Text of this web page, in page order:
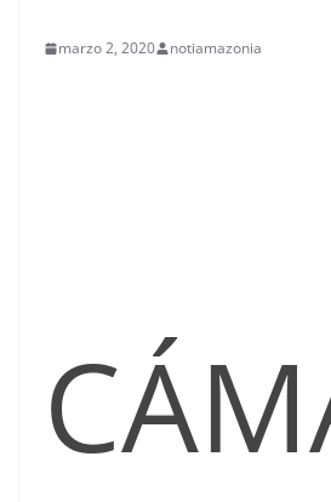
marzo 2, 2020 notiamazonia